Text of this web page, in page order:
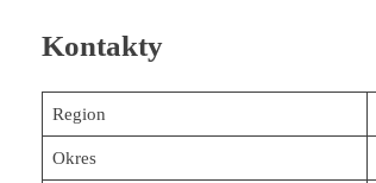
Kontakty
Region
Okres